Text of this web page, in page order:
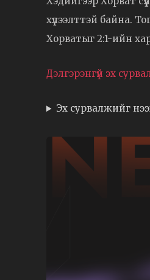
хүлээлттэй байна.
Хорватыг 2:1-ийн
Дэлгэрэнгүй эх
Эх сурвалжийг